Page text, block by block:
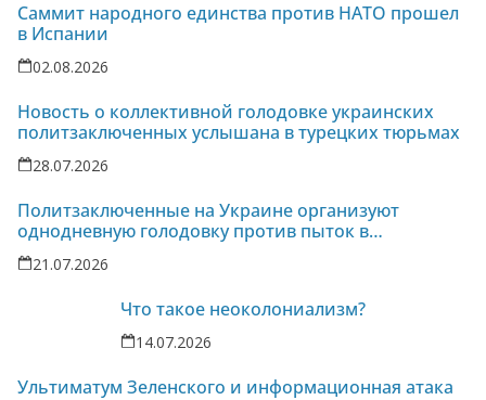
Саммит народного единства против НАТО прошел
в Испании
02.08.2026
Новость о коллективной голодовке украинских
политзаключенных услышана в турецких тюрьмах
28.07.2026
Политзаключенные на Украине организуют
однодневную голодовку против пыток в
колонии-86
21.07.2026
Что такое неоколониализм?
14.07.2026
Ультиматум Зеленского и информационная атака